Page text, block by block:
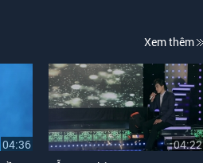
Xem thêm
04:36
04:22